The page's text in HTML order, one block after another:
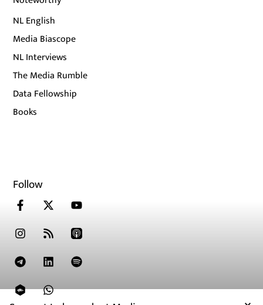
NL English
Media Biascope
NL Interviews
The Media Rumble
Data Fellowship
Books
Follow